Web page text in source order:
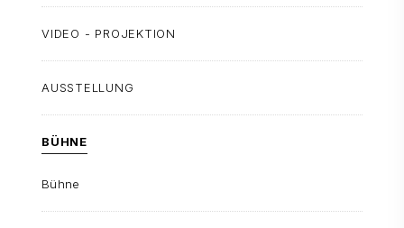
VIDEO - PROJEKTION
AUSSTELLUNG
BÜHNE
Bühne